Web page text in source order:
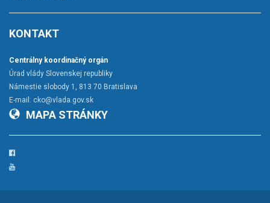
KONTAKT
Centrálny koordinačný orgán
Úrad vlády Slovenskej republiky
Námestie slobody 1, 813 70 Bratislava
E-mail: cko@vlada.gov.sk
MAPA STRÁNKY
Facebook
YouTube